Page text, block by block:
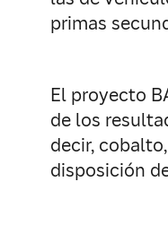
primas
El proyecto
de los
decir,
disposición